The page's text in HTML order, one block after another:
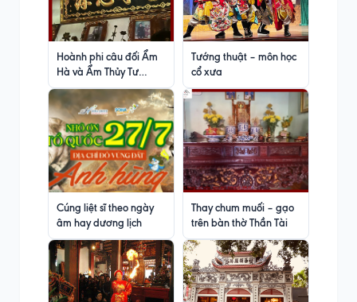
Hoành phi câu đối Ẩm
Hà và Ẩm Thủy Tư
Nguyên
Tướng thuật – môn học
cổ xưa
Cúng liệt sĩ theo ngày
âm hay dương lịch
Thay chum muối – gạo
trên bàn thờ Thần Tài